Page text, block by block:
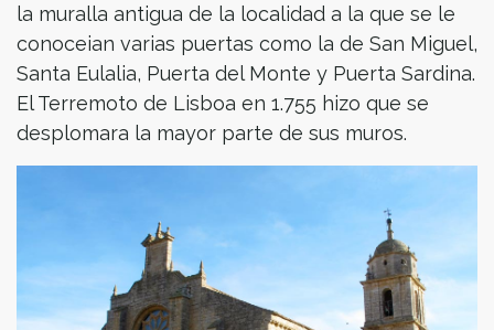
la muralla antigua de la localidad a la que se le
conoceian varias puertas como la de San Miguel,
Santa Eulalia, Puerta del Monte y Puerta Sardina.
El Terremoto de Lisboa en 1.755 hizo que se
desplomara la mayor parte de sus muros.